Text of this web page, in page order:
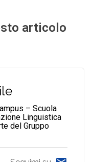
articolo
– Scuola
Linguistica
del Gruppo